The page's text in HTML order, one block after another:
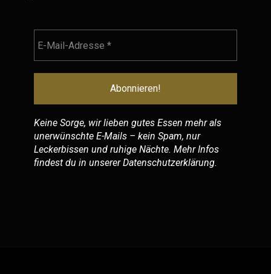
Keine Sorge, wir lieben gutes Essen mehr als
unerwünschte E-Mails – kein Spam, nur
Leckerbissen und ruhige Nächte. Mehr Infos
findest du in unsererDatenschutzerklärung.